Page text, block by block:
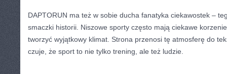
DAPTORUN ma też w sobie ducha fanatyka ciekawostek –
smaczki historii. Niszowe sporty często mają ciekawe
tworzyć wyjątkowy klimat. Strona przenosi tę atmosferę do
czuje, że sport to nie tylko trening, ale też ludzie.